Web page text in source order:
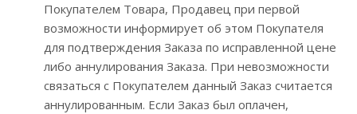
Покупателем Товара, Продавец при первой
возможности информирует об этом Покупателя
для подтверждения Заказа по исправленной цене
либо аннулирования Заказа. При невозможности
связаться с Покупателем данный Заказ считается
аннулированным. Если Заказ был оплачен,